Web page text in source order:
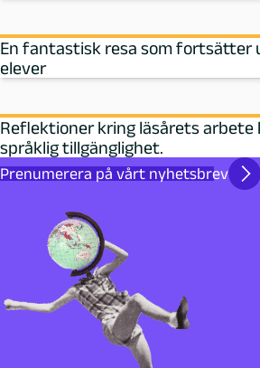
En fantastisk resa som fortsätter
elever
Reflektioner kring läsårets arbete
språklig tillgänglighet.
Prenumerera på vårt nyhetsbrev